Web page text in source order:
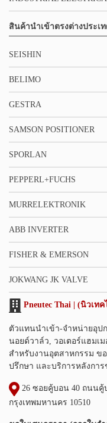
สินค้านำเข้าตรงต่างประเ
SEISHIN
BELIMO
GESTRA
SAMSON POSITIONER
SPORLAN
PEPPERL+FUCHS
MURRELEKTRONIK
ABB INVERTER
FISHER & EMERSON
JOKWANG JK VALVE
Pneutec Thai | (นิวเท
ตัวแทนนำเข้า-จำหน่ายอุป
นอยด์วาล์ว, วอเตอร์แฮมเ
สำหรับงานอุตสาหกรรม ข
ปรึกษา และบริการหลังการ
26 ซอยคู้บอน 40 ถนน
กรุงเทพมหานคร 10510